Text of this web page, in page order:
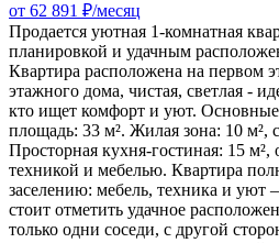
от 62 891 ₽/месяц
Продается уютная 1-комнатная
планировкой и удачным
Квартира расположена на первом
этажного дома, чистая, светлая -
кто ищет комфорт и уют.
площадь: 33 м². Жилая зона: 10 м²,
Просторная кухня-гостиная: 15 м²,
техникой и мебелью. Квартира
заселению: мебель, техника и уют
стоит отметить удачное
только одни соседи, с другой